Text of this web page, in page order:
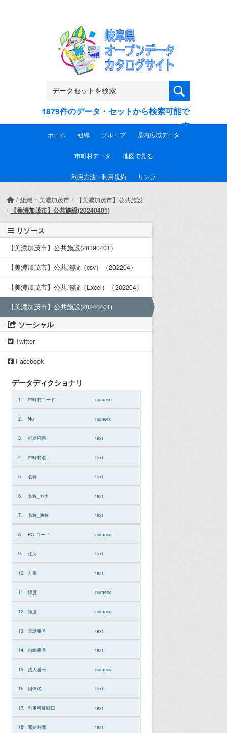
1879件のデータ・セットから検索可能で
す
ホーム 組織 グループ 県内広域データ
市町村データ 地図で見る
利用方法・利用規約 リンク
組織 美濃加茂市 【美濃加茂市】公共施設
【美濃加茂市】公共施設(20240401)
リソース
【美濃加茂市】公共施設(20190401）
【美濃加茂市】公共施設（csv）（202204）
【美濃加茂市】公共施設（Excel）（202204）
【美濃加茂市】公共施設(20240401)
ソーシャル
Twitter
Facebook
データディクショナリ
1. 市町村コード numeric
2. No numeric
3. 都道府県 text
4. 市町村名 text
5. 名称 text
6. 名称_カナ text
7. 名称_通称 text
8. POIコード numeric
9. 住所 text
10. 方書 text
11. 緯度 numeric
12. 経度 numeric
13. 電話番号 text
14. 内線番号 text
15. 法人番号 numeric
16. 団体名 text
17. 利用可能曜日 text
18. 開始時間 text